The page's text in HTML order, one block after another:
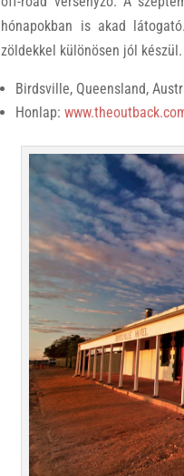
hónapokban is akad
zöldekkel különösen jól
Birdsville, Queensland,
Honlap: